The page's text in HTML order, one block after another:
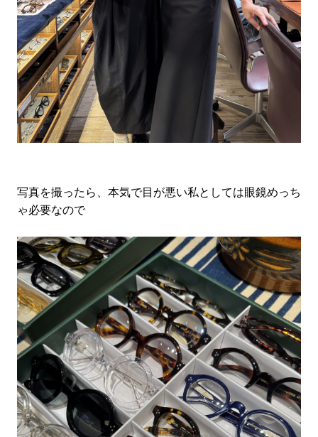
写真を撮ったら、本気で目が悪い私としては眼鏡めっち
ゃ必要なので